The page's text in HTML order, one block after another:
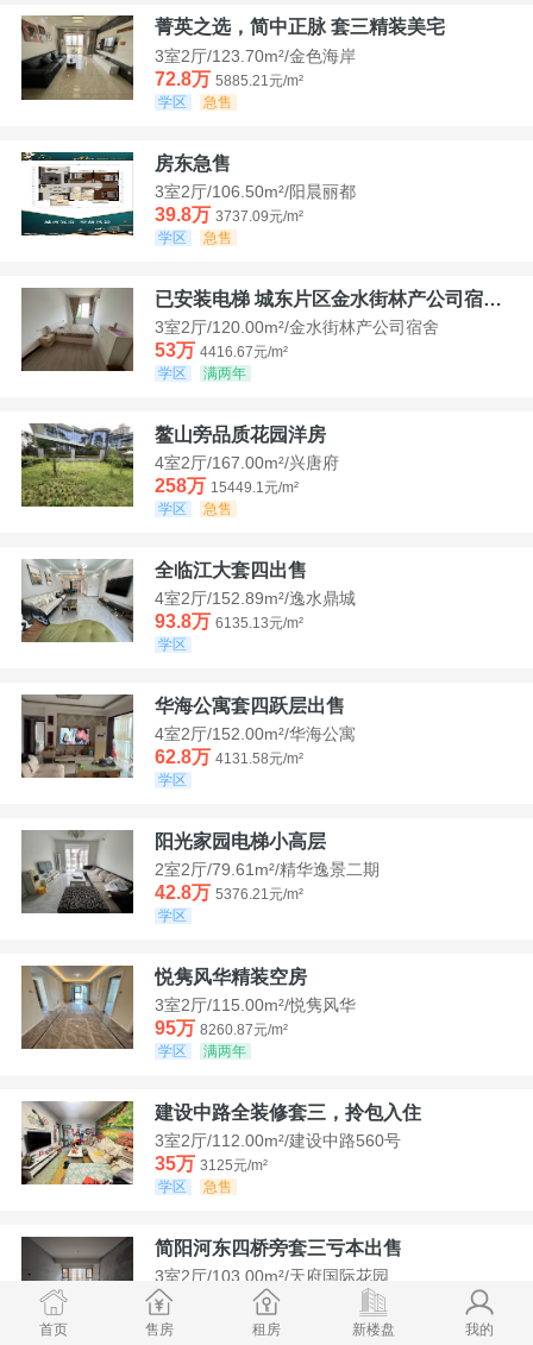
菁英之选，简中正脉 套三精装美宅
3室2厅/123.70m²/金色海岸
72.8万 5885.21元/m²
学区
急售
房东急售
3室2厅/106.50m²/阳晨丽都
39.8万 3737.09元/m²
学区
急售
已安装电梯 城东片区金水街林产公司宿舍套三可看江景
3室2厅/120.00m²/金水街林产公司宿舍
53万 4416.67元/m²
学区
满两年
鳌山旁品质花园洋房
4室2厅/167.00m²/兴唐府
258万 15449.1元/m²
学区
急售
全临江大套四出售
4室2厅/152.89m²/逸水鼎城
93.8万 6135.13元/m²
学区
华海公寓套四跃层出售
4室2厅/152.00m²/华海公寓
62.8万 4131.58元/m²
学区
阳光家园电梯小高层
2室2厅/79.61m²/精华逸景二期
42.8万 5376.21元/m²
学区
悦隽风华精装空房
3室2厅/115.00m²/悦隽风华
95万 8260.87元/m²
学区
满两年
建设中路全装修套三，拎包入住
3室2厅/112.00m²/建设中路560号
35万 3125元/m²
学区
急售
简阳河东四桥旁套三亏本出售
3室2厅/103.00m²/天府国际花园
78.8万
7650.49元/m²
学区
首页 售房 租房 新楼盘 我的